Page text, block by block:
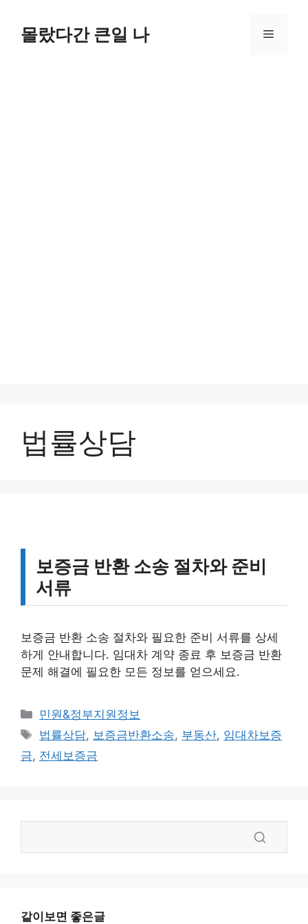
몰랐다간 큰일 나 메
법률상담
보증금 반환 소송 절차와 준비
서류
보증금 반환 소송 절차와 필요한 준비 서류를 상세
하게 안내합니다. 임대차 계약 종료 후 보증금 반환
문제 해결에 필요한 모든 정보를 얻으세요.
카
테
리
민원&정부지원정보
태
그
법률상담, 보증금반환소송, 부동산, 임대차보증
금, 전세보증금
같이보면 좋은글